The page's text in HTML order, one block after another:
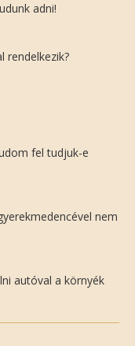
adni!
rendelkezik?
fel tudjuk-e
nem
autóval a környék